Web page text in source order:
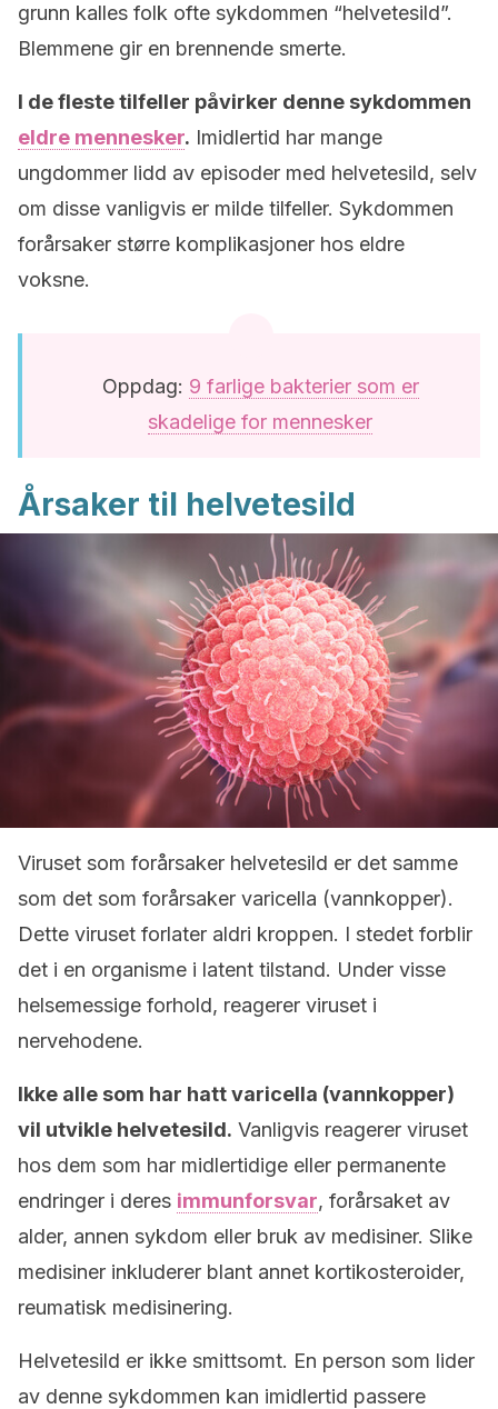
grunn kalles folk ofte sykdommen “helvetesild”.
Blemmene gir en brennende smerte.
I de fleste tilfeller påvirker denne sykdommen
eldre mennesker. Imidlertid har mange
ungdommer lidd av episoder med helvetesild, selv
om disse vanligvis er milde tilfeller. Sykdommen
forårsaker større komplikasjoner hos eldre
voksne.
Oppdag: 9 farlige bakterier som er
skadelige for mennesker
Årsaker til helvetesild
Viruset som forårsaker helvetesild er det samme
som det som forårsaker varicella (vannkopper).
Dette viruset forlater aldri kroppen. I stedet forblir
det i en organisme i latent tilstand. Under visse
helsemessige forhold, reagerer viruset i
nervehodene.
Ikke alle som har hatt varicella (vannkopper)
vil utvikle helvetesild. Vanligvis reagerer viruset
hos dem som har midlertidige eller permanente
endringer i deres immunforsvar, forårsaket av
alder, annen sykdom eller bruk av medisiner. Slike
medisiner inkluderer blant annet kortikosteroider,
reumatisk medisinering.
Helvetesild er ikke smittsomt. En person som lider
av denne sykdommen kan imidlertid passere